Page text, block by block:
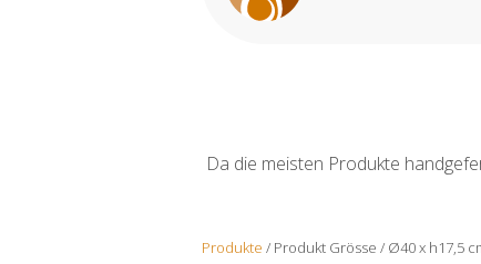
Da die meisten Produkte
Produkte / Produkt Grösse / Ø40 x h17,5